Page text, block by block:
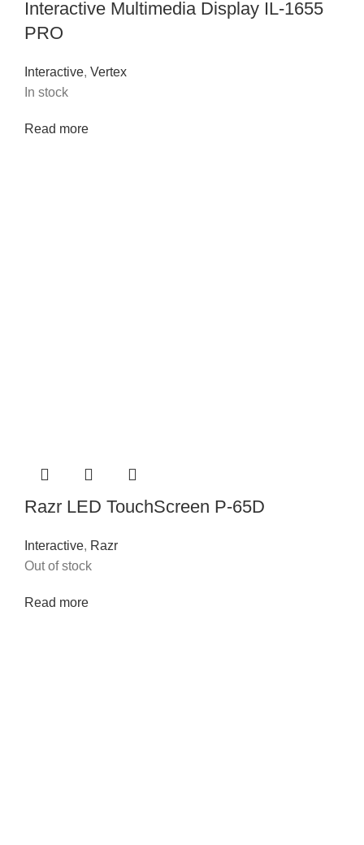
Interactive Multimedia Display IL-1655
PRO
Interactive, Vertex
In stock
Read more
Razr LED TouchScreen P-65D
Interactive, Razr
Out of stock
Read more